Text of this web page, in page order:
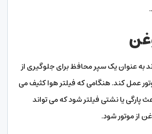
به عنوان یک سپر محافظ برای جلوگیری از
عمل کند. هنگامی که فیلتر هوا کثیف می
پارگی یا نشتی فیلتر شود که می تواند
از موتور شود.